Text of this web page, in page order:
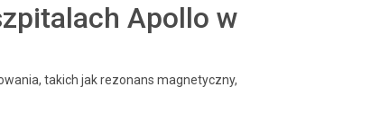
Apollo w
takich jak rezonans magnetyczny,